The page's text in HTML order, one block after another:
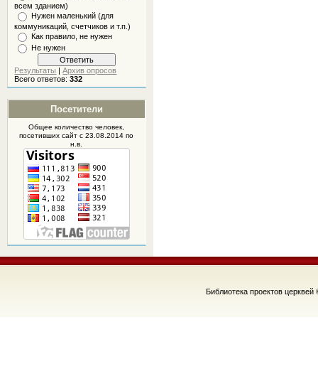
всем зданием)
Нужен маленький (для
коммуникаций, счетчиков и т.п.)
Как правило, не нужен
Не нужен
Результаты |Архив опросов
Всего ответов:332
Посетители
Общее количество человек,
посетившихсайтс 23.08.2014 по
н.в.
Библиотека проектов церквей